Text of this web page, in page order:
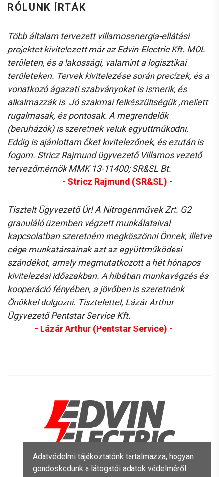
Adatvédelmi tájékoztatónk tartalmazza, hogyan
gondoskodunk a látogatói adatok védelméről.
RÓLUNK ÍRTÁK
Több általam tervezett villamosenergia-ellátási
projektet kivitelezett már az Edvin-Electric Kft. MOL
területen, és a lakossági, valamint a logisztikai
területeken. Tervek kivitelezése során precízek, és a
vonatkozó ágazati szabványokat is ismerik, és
alkalmazzák is. Jó szakmai felkészültségük ,mellett
rugalmasak, és pontosak. A megrendelők
(beruházók) is szeretnek velük együttműködni.
Eddig is ajánlottam őket kivitelezőnek, és ezután is
fogom. Stricz Rajmund ügyvezető Villamos vezető
tervezőmérnök MMK 13-11400; SR&SL Bt.
- Stricz Rajmund (SR&SL) -
Tisztelt Ügyvezető Úr! A Nitrogénművek Zrt. G2
granuláló üzemben végzett munkálataival
kapcsolatban szeretném megköszönni Önnek, illetve
cége munkatársainak azt az együttműködési
szándékot, amely megmutatkozott a hét hónapos
kivitelezési időszakban. A hibátlan munkavégzés és
kooperáció fényében, a jövőben is szeretnénk
Önökkel dolgozni. Tisztelettel, Lázár Arthur
Ügyvezető Pentstar Service Kft.
- Lázár Arthur (Pentstar Service) -